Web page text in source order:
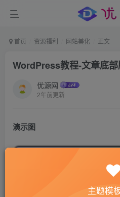
首页 资源福利 网站美化 正文
WordPress教程-文章底
优源网
2年前更新
演示图
主题模